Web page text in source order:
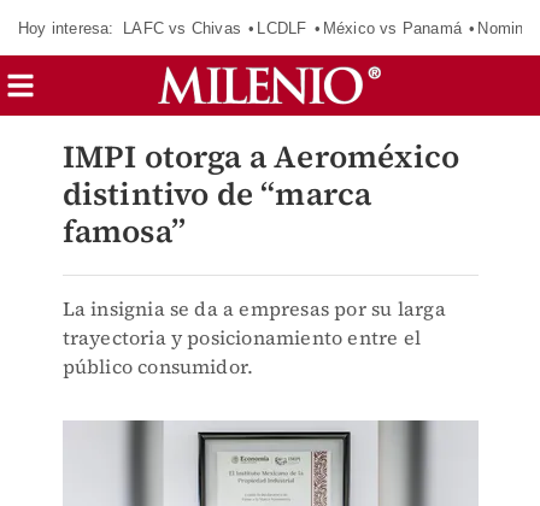
Hoy interesa: LAFC vs Chivas LCDLF México vs Panamá
IMPI otorga a Aeroméxico
distintivo de “marca
famosa”
La insignia se da a empresas por su larga
trayectoria y posicionamiento entre el
público consumidor.